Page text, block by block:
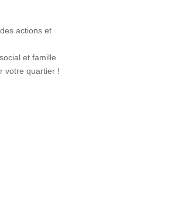
actions et
et famille
votre quartier !